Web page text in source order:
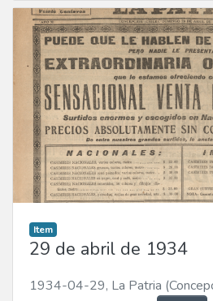
Item
29 de abril de 1934
1934-04-29, La Patria